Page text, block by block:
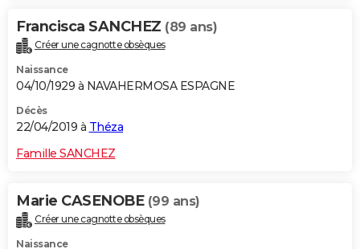
Francisca SANCHEZ (89 ans)
Créer une cagnotte obsèques
Naissance
04/10/1929 à NAVAHERMOSA ESPAGNE
Décès
22/04/2019 à Théza
Famille SANCHEZ
Marie CASENOBE (99 ans)
Créer une cagnotte obsèques
Naissance